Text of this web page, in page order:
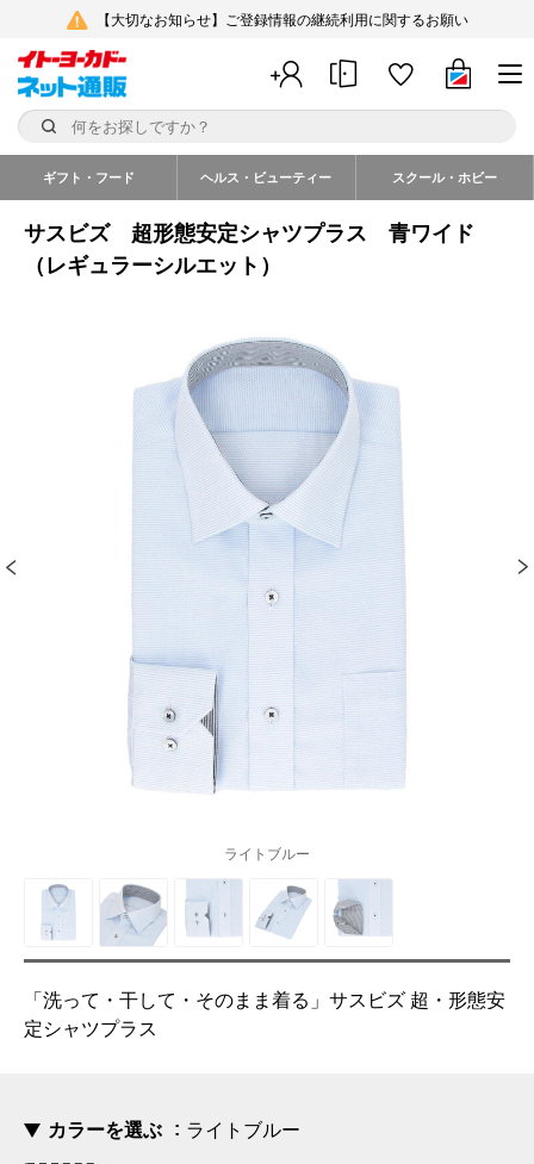
【大切なお知らせ】ご登録情報の継続利用に関するお願い
ギフト・フード ヘルス・ビューティー スクール・ホビー
サスビズ 超形態安定シャツプラス 青ワイド
（レギュラーシルエット）
ライトブルー
「洗って・干して・そのまま着る」サスビズ 超・形態安
定シャツプラス
カラーを選ぶ ライトブルー